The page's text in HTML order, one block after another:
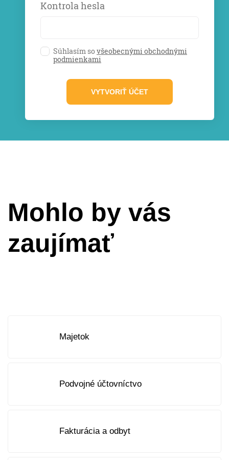
Kontrola hesla
Súhlasím sovšeobecnými obchodnými
podmienkami
Mohlo by vás
zaujímať
Majetok
Podvojné účtovníctvo
Fakturácia a odbyt